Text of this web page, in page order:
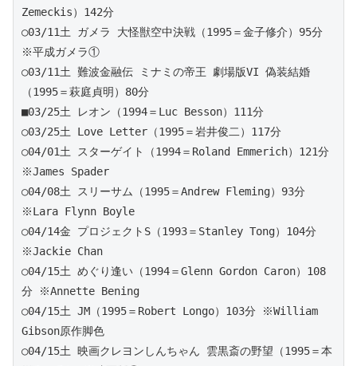
Zemeckis）142分
○03/11土 ガメラ 大怪獣空中決戦（1995＝金子修介）95分
※平成ガメラ①
○03/11土 難波金融伝 ミナミの帝王 劇場版VI 偽装結婚
（1995＝萩庭貞明）80分
■03/25土 レオン（1994＝Luc Besson）111分
○03/25土 Love Letter（1995＝岩井俊二）117分
○04/01土 スターゲイト（1994＝Roland Emmerich）121分
※James Spader
○04/08土 スリーサム（1995＝Andrew Fleming）93分
※Lara Flynn Boyle
○04/14金 プロジェクトS（1993＝Stanley Tong）104分
※Jackie Chan
○04/15土 めぐり逢い（1994＝Glenn Gordon Caron）108
分 ※Annette Bening
○04/15土 JM（1995＝Robert Longo）103分 ※William
Gibson原作脚色
○04/15土 映画クレヨンしんちゃん 雲黒斎の野望（1995＝本